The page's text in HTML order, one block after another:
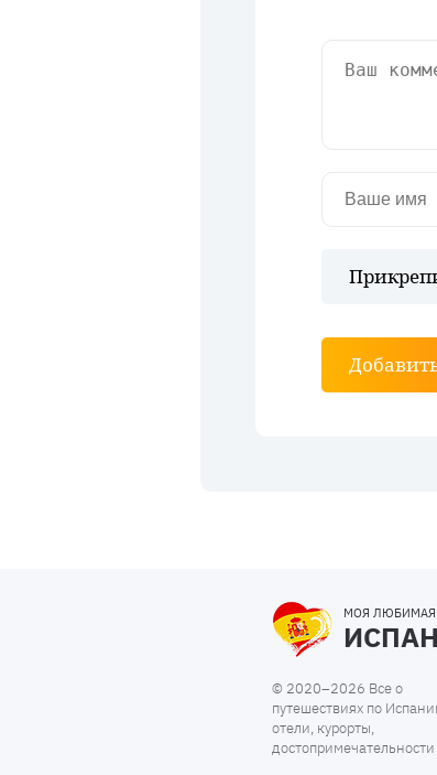
МОЯ ЛЮБИМАЯ
© 2020–2026 Все о
путешествиях по
отели, курорты,
достопримечательности